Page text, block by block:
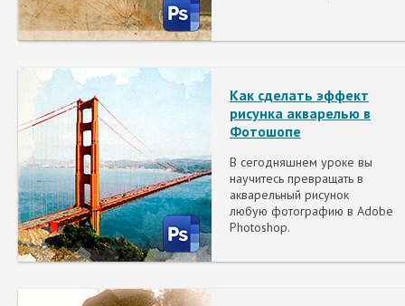
Как сделать эффект
рисунка акварелью в
Фотошопе
В сегодняшнем уроке вы
научитесь превращать в
акварельный рисунок
любую фотографию в Adobe
Photoshop.